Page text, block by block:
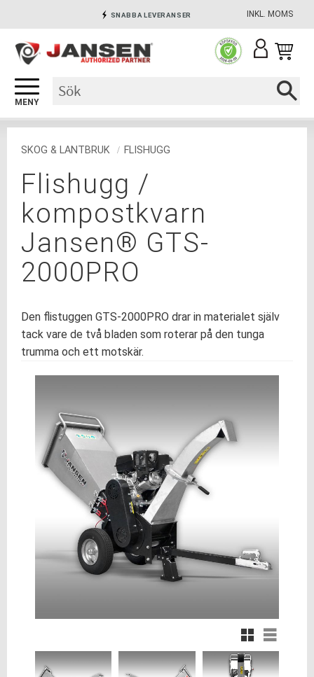
Meny
INKL. MOMS
SNABBA LEVERANSER
SÄKRA BETALNINGAR
SKOG & LANTBRUK FLISHUGG
Flishugg /
kompostkvarn
Jansen® GTS-
2000PRO
Den flistuggen GTS-2000PRO drar in materialet själv
tack vare de två bladen som roterar på den tunga
trumma och ett motskär.
Rutnätsvy
Listvy